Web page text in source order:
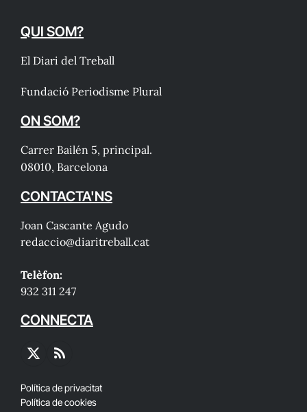
QUI SOM?
El Diari del Treball
Fundació Periodisme Plural
ON SOM?
Carrer Bailén 5, principal.
08010, Barcelona
CONTACTA'NS
Joan Cascante Agudo
redaccio@diaritreball.cat
Telèfon:
932 311 247
CONNECTA
X
RSS
Política de privacitat
Política de cookies